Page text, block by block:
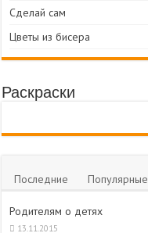
Сделай сам
Цветы из бисера
Раскраски
Последние Популярные
Родителям о детях
13.11.2015